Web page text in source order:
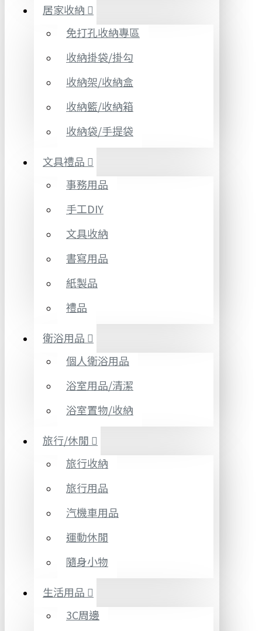
居家收納
免打孔收納專區
收納掛袋/掛勾
收納架/收納盒
收納籃/收納箱
收納袋/手提袋
文具禮品
事務用品
手工DIY
文具收納
書寫用品
紙製品
禮品
衛浴用品
個人衛浴用品
浴室用品/清潔
浴室置物/收納
旅行/休閒
旅行收納
旅行用品
汽機車用品
運動休閒
隨身小物
生活用品
3C周邊